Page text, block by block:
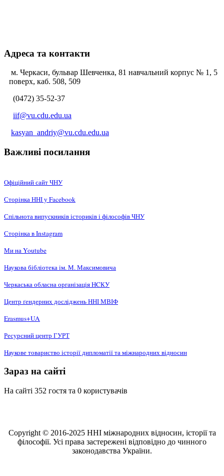
Адреса та контакти
м. Черкаси, бульвар Шевченка, 81 навчальний корпус № 1, 5
поверх, каб. 508, 509
(0472) 35-52-37
iif@vu.cdu.edu.ua
kasyan_andriy@vu.cdu.edu.ua
Важливі посилання
Офіційний сайт ЧНУ
Сторінка ННІ у Facebook
Спільнота випускників істориків і філософів ЧНУ
Сторінка в Instagram
Ми на Youtube
Наукова бібліотека ім. М. Максимовича
Черкаська обласна організація НCКУ
Центр ґендерних досліджень ННІ МВІФ
Erasmus+UA
Ресурсний центр ГУРТ
Наукове товариство історії дипломатії та міжнародних відносин
Зараз на сайті
На сайті 352 гостя та 0 користувачів
Copyright © 2016-2025 ННІ міжнародних відносин, історії та
філософії. Усі права застережені відповідно до чинного
законодавства України.